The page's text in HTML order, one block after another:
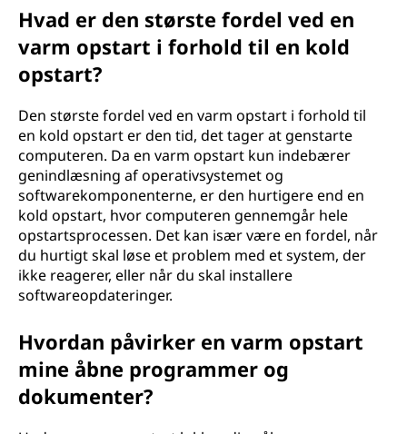
Hvad er den største fordel ved en
varm opstart i forhold til en kold
opstart?
Den største fordel ved en varm opstart i forhold til
en kold opstart er den tid, det tager at genstarte
computeren. Da en varm opstart kun indebærer
genindlæsning af operativsystemet og
softwarekomponenterne, er den hurtigere end en
kold opstart, hvor computeren gennemgår hele
opstartsprocessen. Det kan især være en fordel, når
du hurtigt skal løse et problem med et system, der
ikke reagerer, eller når du skal installere
softwareopdateringer.
Hvordan påvirker en varm opstart
mine åbne programmer og
dokumenter?